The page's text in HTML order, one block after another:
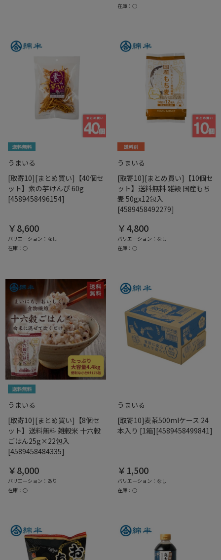
在庫：○
うまいる
[取寄10][まとめ買い]【40個セ
ット】素の芋けんぴ 60g
[4589458496154]
￥8,600
バリエーション：なし
在庫：○
うまいる
[取寄10][まとめ買い]【10個セ
ット】送料無料 雑穀 国産もち
麦 50gx12包入
[4589458492279]
￥4,800
バリエーション：なし
在庫：○
うまいる
[取寄10][まとめ買い]【8個セ
ット】送料無料 雑穀米 十六穀
ごはん25g×22包入
[4589458484335]
￥8,000
バリエーション：あり
在庫：○
うまいる
[取寄10]麦茶500mlケース 24
本入り [1箱][4589458499841]
￥1,500
バリエーション：なし
在庫：○